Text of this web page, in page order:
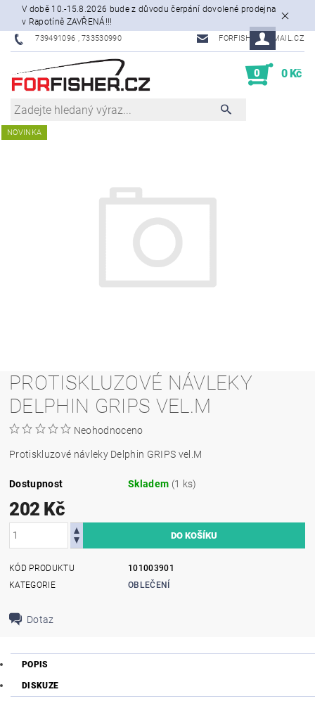
V době 10.-15.8.2026 bude z důvodu čerpání dovolené prodejna
v Rapotíně ZAVŘENÁ!!!
739491096 , 733530990 FORFISHER@EMAIL.CZ
0 0 Kč
NOVINKA
PROTISKLUZOVÉ NÁVLEKY
DELPHIN GRIPS VEL.M
Neohodnoceno
Protiskluzové návleky Delphin GRIPS vel.M
Dostupnost Skladem (1 ks)
202 Kč
KÓD PRODUKTU
101003901
KATEGORIE
OBLEČENÍ
Dotaz
POPIS
DISKUZE